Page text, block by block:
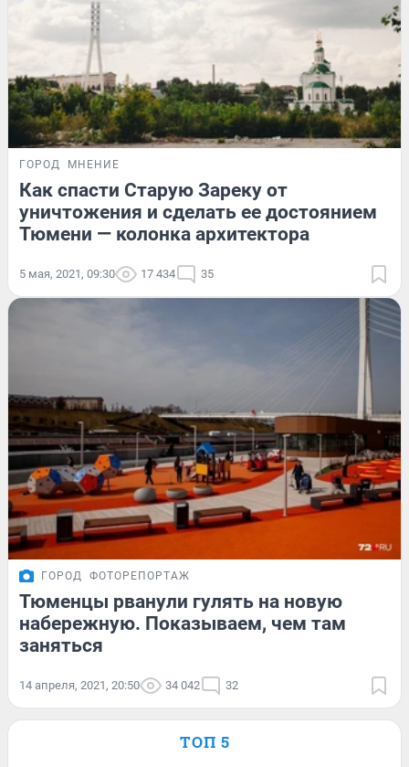
ГОРОД МНЕНИЕ
Как спасти Старую Зареку от
уничтожения и сделать ее достоянием
Тюмени — колонка архитектора
5 мая, 2021, 09:30 17 434 35
ГОРОД ФОТОРЕПОРТАЖ
Тюменцы рванули гулять на новую
набережную. Показываем, чем там
заняться
14 апреля, 2021, 20:50 34 042 32
ТОП 5